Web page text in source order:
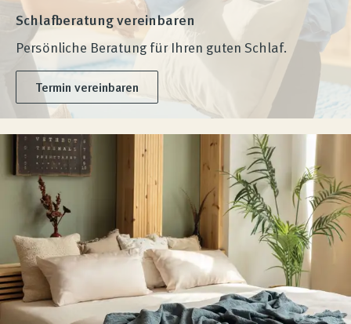
Schlafberatung vereinbaren
Persönliche Beratung für Ihren guten Schlaf.
Termin vereinbaren